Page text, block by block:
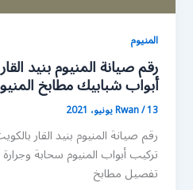
المنيوم
أبواب شبابيك مطابخ
Rwan/13 يونيو، 2021
رقم صيانة المنيوم بنيد القار
تركيب أبواب المنيوم سحابة
تفصيل مطابخ